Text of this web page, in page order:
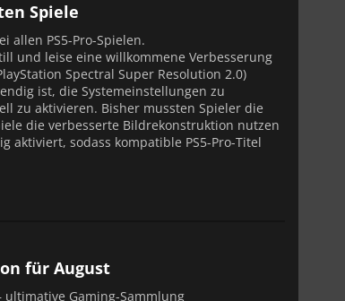
Spiele
allen PS5-Pro-Spielen.
und leise eine willkommene Verbesserung
Spectral Super Resolution 2.0)
ist, die Systemeinstellungen zu
zu aktivieren. Bisher mussten Spieler die
die verbesserte Bildrekonstruktion nutzen
aktiviert, sodass kompatible PS5-Pro-Titel
für August
Gaming-Sammlung